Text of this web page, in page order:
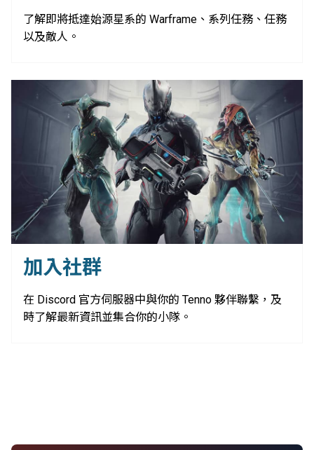
了解即將抵達始源星系的 Warframe、系列任務、任務
以及敵人。
加入社群
在 Discord 官方伺服器中與你的 Tenno 夥伴聯繫，及
時了解最新資訊並集合你的小隊。